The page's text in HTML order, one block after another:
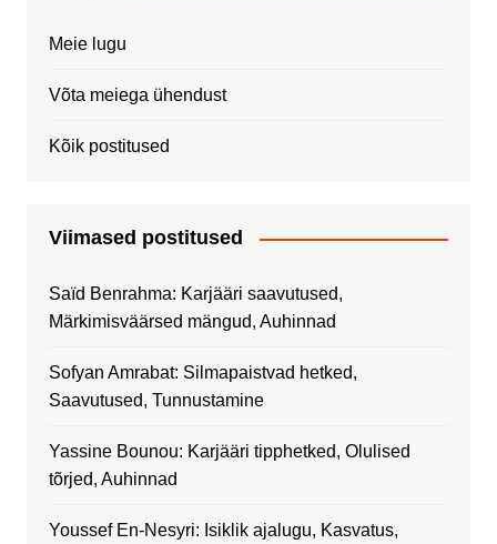
Meie lugu
Võta meiega ühendust
Kõik postitused
Viimased postitused
Saïd Benrahma: Karjääri saavutused,
Märkimisväärsed mängud, Auhinnad
Sofyan Amrabat: Silmapaistvad hetked,
Saavutused, Tunnustamine
Yassine Bounou: Karjääri tipphetked, Olulised
tõrjed, Auhinnad
Youssef En-Nesyri: Isiklik ajalugu, Kasvatus,